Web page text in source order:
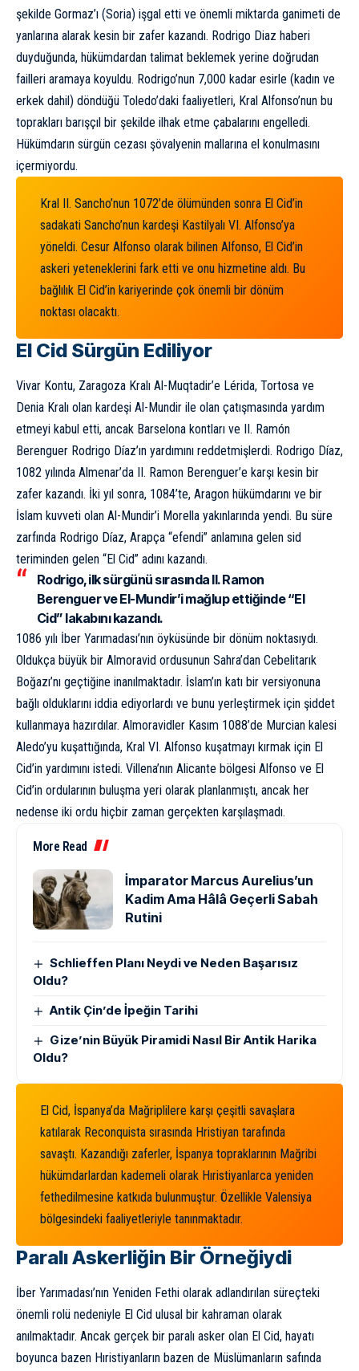
şekilde Gormaz’ı (Soria) işgal etti ve önemli miktarda ganimeti de
yanlarına alarak kesin bir zafer kazandı. Rodrigo Diaz haberi
duyduğunda, hükümdardan talimat beklemek yerine doğrudan
failleri aramaya koyuldu. Rodrigo’nun 7,000 kadar esirle (kadın ve
erkek dahil) döndüğü Toledo’daki faaliyetleri, Kral Alfonso’nun bu
toprakları barışçıl bir şekilde ilhak etme çabalarını engelledi.
Hükümdarın sürgün cezası şövalyenin mallarına el konulmasını
içermiyordu.
Kral II. Sancho’nun 1072’de ölümünden sonra El Cid’in
sadakati Sancho’nun kardeşi Kastilyalı VI. Alfonso’ya
yöneldi. Cesur Alfonso olarak bilinen Alfonso, El Cid’in
askeri yeteneklerini fark etti ve onu hizmetine aldı. Bu
bağlılık El Cid’in kariyerinde çok önemli bir dönüm
noktası olacaktı.
El Cid Sürgün Ediliyor
Vivar Kontu, Zaragoza Kralı Al-Muqtadir’e Lérida, Tortosa ve
Denia Kralı olan kardeşi Al-Mundir ile olan çatışmasında yardım
etmeyi kabul etti, ancak Barselona kontları ve II. Ramón
Berenguer Rodrigo Díaz’ın yardımını reddetmişlerdi. Rodrigo Díaz,
1082 yılında Almenar’da II. Ramon Berenguer’e karşı kesin bir
zafer kazandı. İki yıl sonra, 1084’te, Aragon hükümdarını ve bir
İslam kuvveti olan Al-Mundir’i Morella yakınlarında yendi. Bu süre
zarfında Rodrigo Díaz, Arapça “efendi” anlamına gelen sid
teriminden gelen “El Cid” adını kazandı.
Rodrigo, ilk sürgünü sırasında II. Ramon
Berenguer ve El-Mundir’i mağlup ettiğinde “El
Cid” lakabını kazandı.
1086 yılı İber Yarımadası’nın öyküsünde bir dönüm noktasıydı.
Oldukça büyük bir Almoravid ordusunun Sahra’dan Cebelitarık
Boğazı’nı geçtiğine inanılmaktadır. İslam’ın katı bir versiyonuna
bağlı olduklarını iddia ediyorlardı ve bunu yerleştirmek için şiddet
kullanmaya hazırdılar. Almoravidler Kasım 1088’de Murcian kalesi
Aledo’yu kuşattığında, Kral VI. Alfonso kuşatmayı kırmak için El
Cid’in yardımını istedi. Villena’nın Alicante bölgesi Alfonso ve El
Cid’in ordularının buluşma yeri olarak planlanmıştı, ancak her
nedense iki ordu hiçbir zaman gerçekten karşılaşmadı.
More Read
İmparator Marcus Aurelius’un
Kadim Ama Hâlâ Geçerli Sabah
Rutini
Schlieffen Planı Neydi ve Neden Başarısız
Oldu?
Antik Çin’de İpeğin Tarihi
Gize’nin Büyük Piramidi Nasıl Bir Antik Harika
Oldu?
El Cid, İspanya’da Mağriplilere karşı çeşitli savaşlara
katılarak Reconquista sırasında Hristiyan tarafında
savaştı. Kazandığı zaferler, İspanya topraklarının Mağribi
hükümdarlardan kademeli olarak Hıristiyanlarca yeniden
fethedilmesine katkıda bulunmuştur. Özellikle Valensiya
bölgesindeki faaliyetleriyle tanınmaktadır.
Paralı Askerliğin Bir Örneğiydi
İber Yarımadası’nın Yeniden Fethi olarak adlandırılan süreçteki
önemli rolü nedeniyle El Cid ulusal bir kahraman olarak
anılmaktadır. Ancak gerçek bir paralı asker olan El Cid, hayatı
boyunca bazen Hıristiyanların bazen de Müslümanların safında